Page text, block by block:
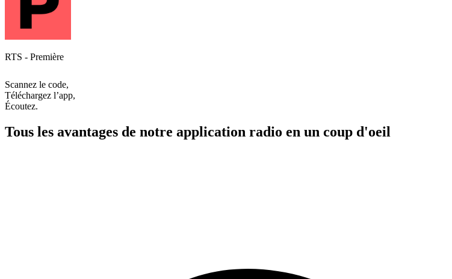
RTS - Première
Scannez le code,
Téléchargez l’app,
Écoutez.
Tous les avantages de notre application radio en un coup d'oeil